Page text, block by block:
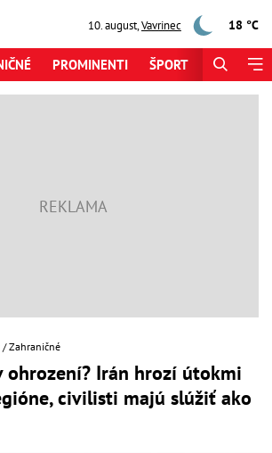
10. august,Vavrinec 18 °C
PROMINENTI ŠPORT
Zahraničné
ohrození? Irán hrozí útokmi
civilisti majú slúžiť ako